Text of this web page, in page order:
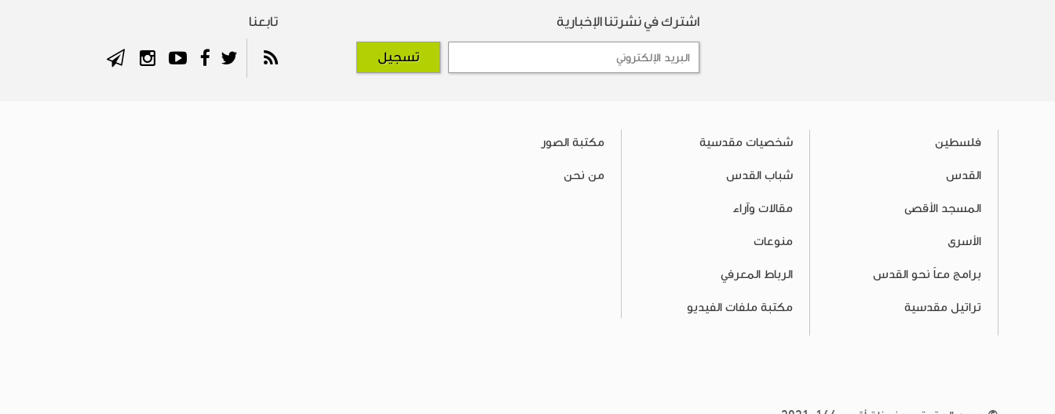
تابعنا اشترك في نشرتنا الإخبارية
فلسطين
القدس
المسجد الأقصى
الأسرى
برامج معاً نحو القدس
تراتيل مقدسية
شخصيات مقدسية
شباب القدس
مقالات وآراء
منوعات
الرباط المعرفي
مكتبة ملفات الفيديو
مكتبة الصور
من نحن